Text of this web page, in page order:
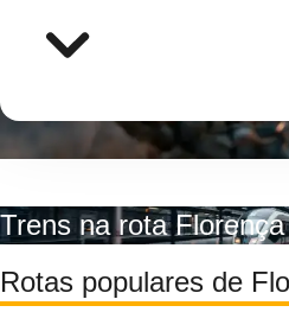
Trens na rota
Rotas populares de